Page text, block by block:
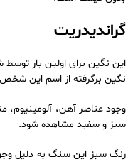
گراندیدریت
نگین برگرفته از اسم این
وجود عناصر آهن،
سبز و سفید مشاهده شود.
رنگ سبز این سنگ به دلیل